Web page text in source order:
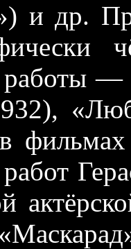
и др.
работы —